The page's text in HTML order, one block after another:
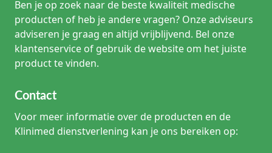
Ben je op zoek naar de beste kwaliteit medische
producten of heb je andere vragen? Onze adviseurs
adviseren je graag en altijd vrijblijvend. Bel onze
klantenservice of gebruik de website om het juiste
product te vinden.
Contact
Voor meer informatie over de producten en de
Klinimed dienstverlening kan je ons bereiken op: